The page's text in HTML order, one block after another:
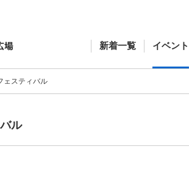
新着一覧 イベント
ェスティバル
ル